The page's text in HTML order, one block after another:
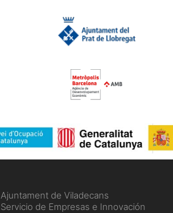
Ajuntament de Viladecans
Servicio de Empresas e Innovación